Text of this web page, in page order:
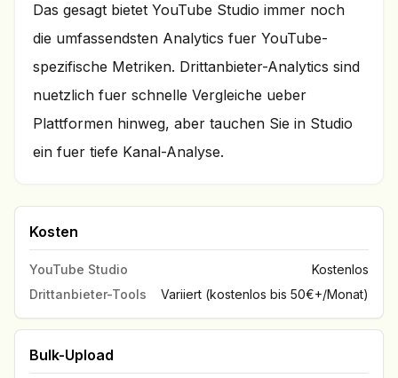
Das gesagt bietet YouTube Studio immer noch
die umfassendsten Analytics fuer YouTube-
spezifische Metriken. Drittanbieter-Analytics sind
nuetzlich fuer schnelle Vergleiche ueber
Plattformen hinweg, aber tauchen Sie in Studio
ein fuer tiefe Kanal-Analyse.
Kosten
YouTube Studio
Kostenlos
Drittanbieter-Tools
Variiert (kostenlos bis 50€+/Monat)
Bulk-Upload